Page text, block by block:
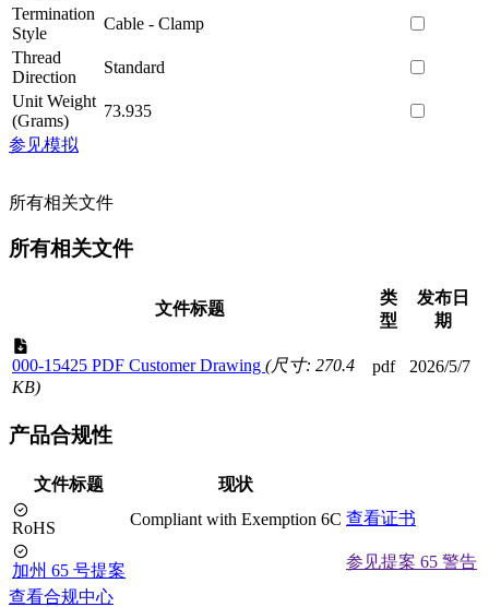
Termination
Style
Cable - Clamp
Thread
Direction
Standard
Unit Weight
(Grams)
73.935
参见模拟
所有相关文件
所有相关文件
文件标题
类
型
发布日
期
000-15425 PDF Customer Drawing (尺寸: 270.4
KB)
pdf 2026/5/7
产品合规性
文件标题 现状
RoHS Compliant with Exemption 6C 查看证书
加州 65 号提案
参见提案 65 警告
查看合规中心